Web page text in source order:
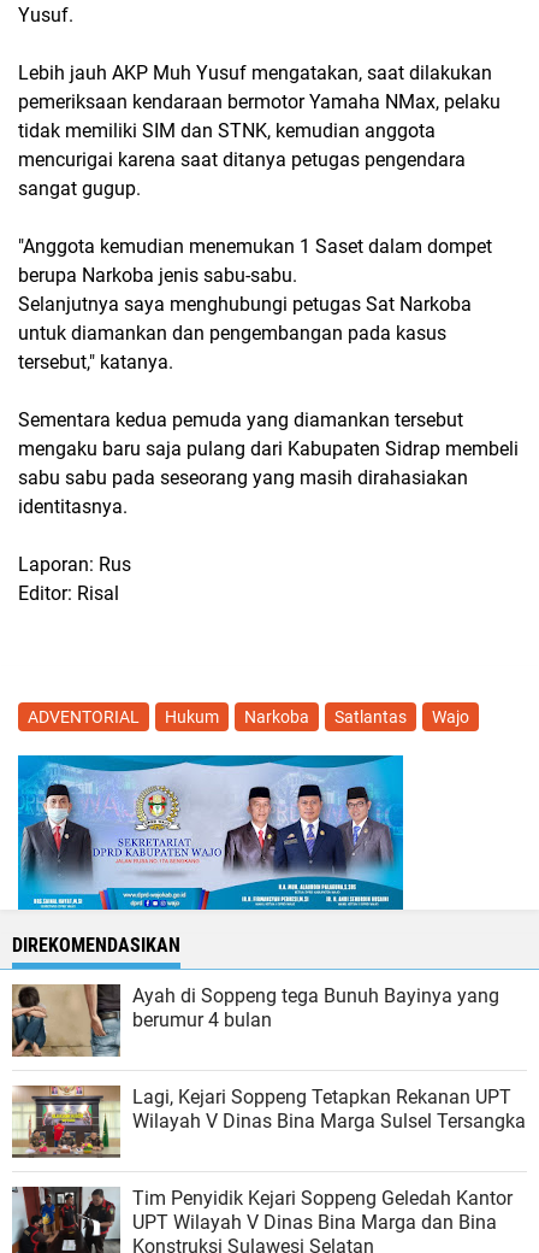
Yusuf.
Lebih jauh AKP Muh Yusuf mengatakan, saat dilakukan
pemeriksaan kendaraan bermotor Yamaha NMax, pelaku
tidak memiliki SIM dan STNK, kemudian anggota
mencurigai karena saat ditanya petugas pengendara
sangat gugup.
"Anggota kemudian menemukan 1 Saset dalam dompet
berupa Narkoba jenis sabu-sabu.
Selanjutnya saya menghubungi petugas Sat Narkoba
untuk diamankan dan pengembangan pada kasus
tersebut," katanya.
Sementara kedua pemuda yang diamankan tersebut
mengaku baru saja pulang dari Kabupaten Sidrap membeli
sabu sabu pada seseorang yang masih dirahasiakan
identitasnya.
Laporan: Rus
Editor: Risal
ADVENTORIAL Hukum Narkoba Satlantas Wajo
DIREKOMENDASIKAN
Ayah di Soppeng tega Bunuh Bayinya yang
berumur 4 bulan
Lagi, Kejari Soppeng Tetapkan Rekanan UPT
Wilayah V Dinas Bina Marga Sulsel Tersangka
Tim Penyidik Kejari Soppeng Geledah Kantor
UPT Wilayah V Dinas Bina Marga dan Bina
Konstruksi Sulawesi Selatan